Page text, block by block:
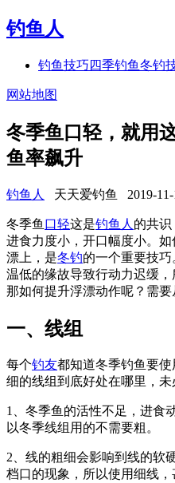
钓鱼人
钓鱼技巧 四季钓鱼冬钓
网站地图
冬季鱼口轻，就用
鱼率飙升
钓鱼人 天天爱钓鱼 2019-
冬季鱼 口轻这是钓鱼人 的共识
进食力度小，开口幅度小。
漂上，是冬钓的一个重要技
温低的缘故导致行动力迟缓，
那如何提升浮漂动作呢？需要
一、线组
每个钓友都知道冬季钓鱼要
细的线组到底好处在哪里，未
1、冬季鱼的活性不足，进食
以冬季线组用的不需要粗。
2、线的粗细会影响到线的软
档口的现象，所以使用细线